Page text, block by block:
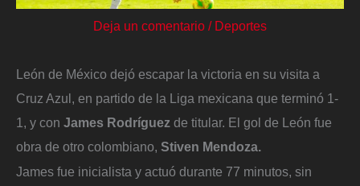
Deja un comentario / Deportes
León de México dejó escapar la victoria en su visita a
Cruz Azul, en partido de la Liga mexicana que terminó 1-
1, y con James Rodríguez de titular. El gol de León fue
obra de otro colombiano, Stiven Mendoza.
James fue inicialista y actuó durante 77 minutos, sin